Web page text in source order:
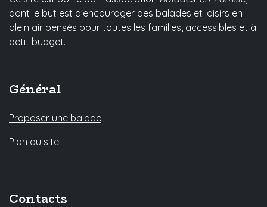
dont le but est d'encourager des balades et loisirs en
plein air pensés pour toutes les familles, accessibles et à
petit budget.
Général
Proposer une balade
Plan du site
Contacts